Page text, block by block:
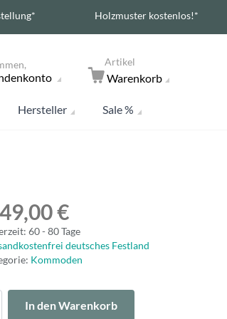
Holzmuster kostenlos!*
Artikel
Warenkorb
Hersteller Sale %
€
60 - 80 Tage
deutsches Festland
Kommoden
In den Warenkorb